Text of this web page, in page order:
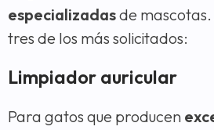
especializadasde
tres de los más solicitados:
Limpiador auricular
Para gatos que producen